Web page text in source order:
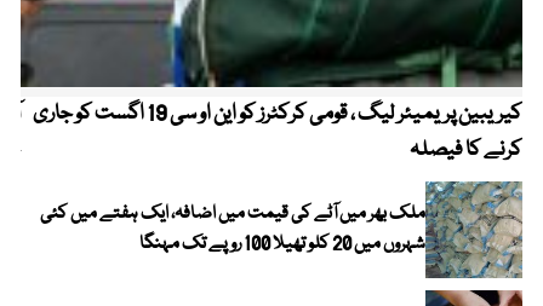
کیریبین پریمیئر لیگ ، قومی کرکٹرز کو این او سی 19 اگست کو جاری
کرنے کا فیصلہ
ملک بھر میں آٹے کی قیمت میں اضافہ، ایک ہفتے میں کئی
شہروں میں 20 کلو تھیلا 100 روپے تک مہنگا